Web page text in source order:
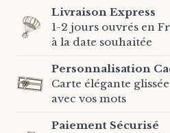
Livraison Express
1-2 jours ouvrés en
à la date souhaitée
Personnalisation
Carte élégante
avec vos mots
Paiement Sécurisé